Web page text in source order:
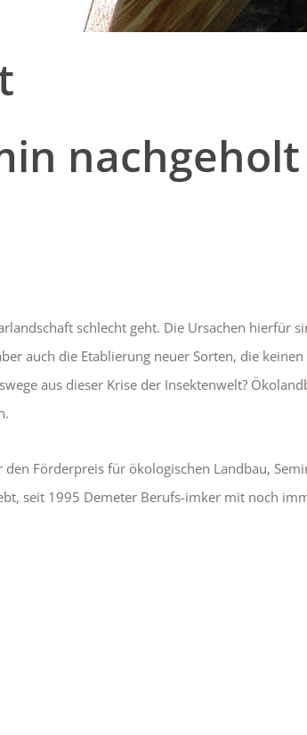
nachgeholt
schlecht geht. Die Ursachen hierfür
auch die Etablierung neuer Sorten, die
aus dieser Krise der Insektenwelt?
Förderpreis für ökologischen Landbau,
seit 1995 Demeter Berufs-imker mit noch